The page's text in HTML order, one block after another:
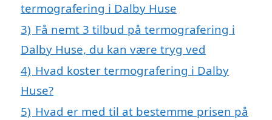
termografering i Dalby Huse
3) Få nemt 3 tilbud på termografering i
Dalby Huse, du kan være tryg ved
4) Hvad koster termografering i Dalby
Huse?
5) Hvad er med til at bestemme prisen på